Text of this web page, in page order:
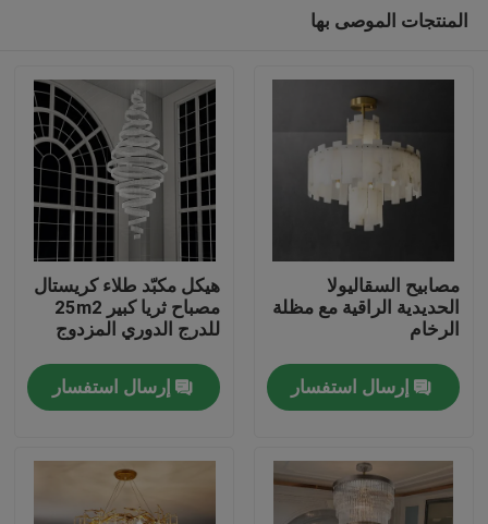
المنزل
حولنا
المنتجات الموصى بها
مصابيح السقاليولا
الحديدية الراقية مع مظلة
الرخام
إرسال استفسار
هيكل مكبّد طلاء كريستال
مصباح ثريا كبير 25m2
للدرج الدوري المزدوج
إرسال استفسار